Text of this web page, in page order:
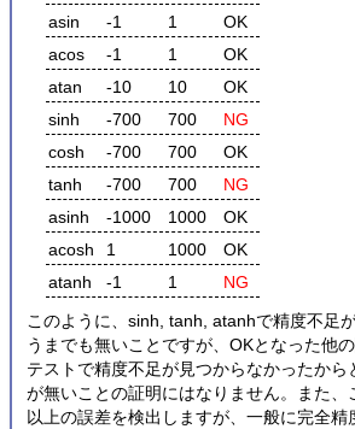
asin
-1 1
OK
acos
-1 1
OK
atan
-10 10
OK
sinh
-700 700
NG
cosh
-700 700
OK
tanh
-700 700
NG
asinh
-1000 1000
OK
acosh
1 1000
OK
atanh
-1 1 NG
このように、sinh, tanh, atanhで精度不足
うまでも無いことですが、OKとなった他
テストで精度不足が見つからなかったから
が無いことの証明にはなりません。また、
以上の誤差を検出しますが、一般に完全